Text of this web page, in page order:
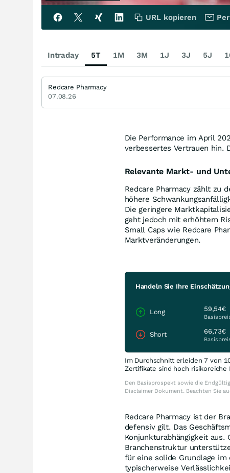
Die Performance im April
verbessertes Vertrauen hin.
Relevante Markt- und
Redcare Pharmacy zählt zu
höhere
Die geringere
geht jedoch mit erhöhtem
Small Caps wie Redcare
Marktveränderungen.
Handeln Sie Ihre
Long 59,54€
Short 66,73€
Im Durchschnitt erleiden 7 von
Zertifikate sind hoch
Den Basisprospekt sowie die
Disclaimer Dokument. Beachten Sie
Redcare Pharmacy ist der
defensiv gilt. Das
Konjunkturabhängigkeit aus.
Branchenstruktur
für eine solide Grundlage
typischerweise
URL kopieren
Intraday 5T 1M 3M 1J 3J 5J
Redcare Pharmacy
07.08.26